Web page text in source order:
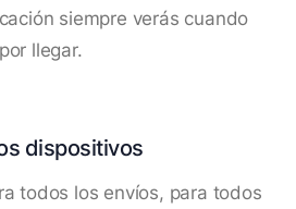
siempre verás cuando
llegar.
dispositivos
todos los envíos, para todos